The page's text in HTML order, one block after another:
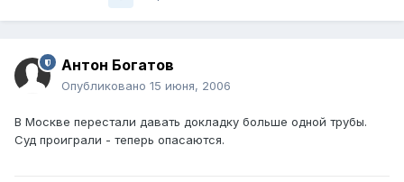
Антон Богатов
Опубликовано 15 июня, 2006
В Москве перестали давать докладку больше одной трубы.
Суд проиграли - теперь опасаются.